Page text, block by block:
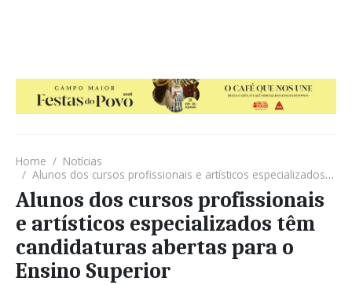
Home
Notícias
Alunos dos cursos profissionais e artísticos especializados têm candidaturas abertas para o Ensino Superior
Alunos dos cursos profissionais
e artísticos especializados têm
candidaturas abertas para o
Ensino Superior